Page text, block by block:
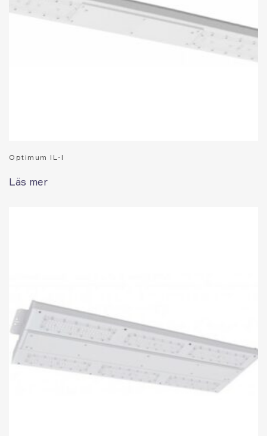
Optimum IL-I
Läs mer